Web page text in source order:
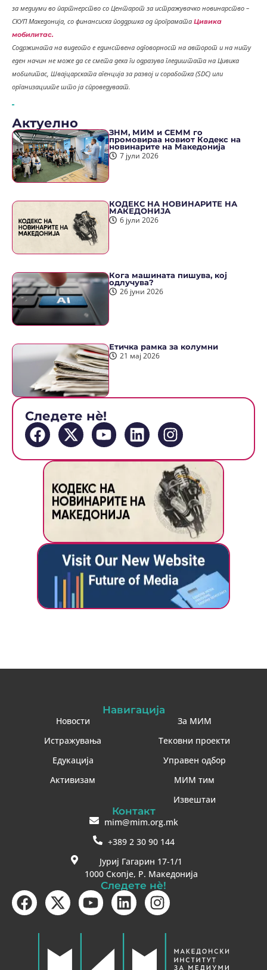
за медиуми во партнерство со Центарот за истражувачко новинарство –
СКУП Македонија, со финансиска поддршка од програмата Цивика
мобилитас.
Содржината на видеото е единствена одговорност на авторот и на ниту
еден начин не може да се смета дека ги одразува гледиштата на Цивика
мобилитас, Швајцарската агенција за развој и соработка (SDC) или
организациите што ја спроведуваат.
Актуелно
ЗНМ, МИМ и СЕММ го
промовираа новиот Кодекс на
новинарите на Македонија
7 јули 2026
КОДЕКС НА НОВИНАРИТЕ НА
МАКЕДОНИЈА
6 јули 2026
Кога машината пишува, кој
одлучува?
26 јуни 2026
Етичка рамка за колумни
21 мај 2026
Следете нè!
Навигација
Новости
Истражувања
Едукација
Активизам
За МИМ
Тековни проекти
Управен одбор
МИМ тим
Извештаи
Контакт
mim@mim.org.mk
+389 2 30 90 144
Јуриј Гагарин 17-1/1
1000 Скопје, Р. Македонија
Следете нè!